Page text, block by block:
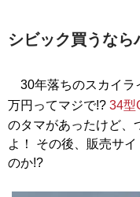
シビック買うなら
30年落ちのスカイラ
万円ってマジで!? 34型
のタマがあったけど、
よ！ その後、販売サ
のか!?